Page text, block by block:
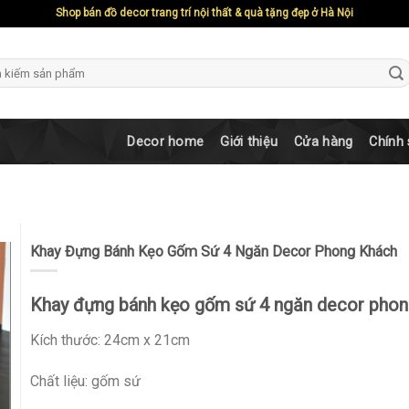
Shop bán đồ decor trang trí nội thất & quà tặng đẹp ở Hà Nội
Decor home Giới thiệu Cửa hàng Chính
Khay Đựng Bánh Kẹo Gốm Sứ 4 Ngăn Decor Phong Khách
Khay đựng bánh kẹo gốm sứ 4 ngăn decor
Kích thước: 24cm x 21cm
Chất liệu: gốm sứ